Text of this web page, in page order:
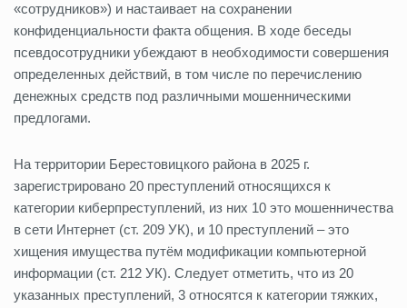
«сотрудников») и настаивает на сохранении
конфиденциальности факта общения. В ходе беседы
псевдосотрудники убеждают в необходимости совершения
определенных действий, в том числе по перечислению
денежных средств под различными мошенническими
предлогами.
На территории Берестовицкого района в 2025 г.
зарегистрировано 20 преступлений относящихся к
категории киберпреступлений, из них 10 это мошенничества
в сети Интернет (ст. 209 УК), и 10 преступлений – это
хищения имущества путём модификации компьютерной
информации (ст. 212 УК). Следует отметить, что из 20
указанных преступлений, 3 относятся к категории тяжких,